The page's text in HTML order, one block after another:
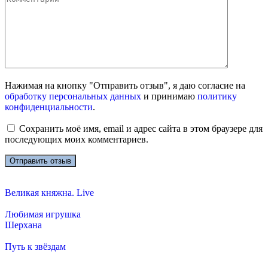
Нажимая на кнопку "Отправить отзыв", я даю согласие на
обработку персональных данных и принимаю политику
конфиденциальности.
Сохранить моё имя, email и адрес сайта в этом браузере для
последующих моих комментариев.
Великая княжна. Live
Любимая игрушка
Шерхана
Путь к звёздам